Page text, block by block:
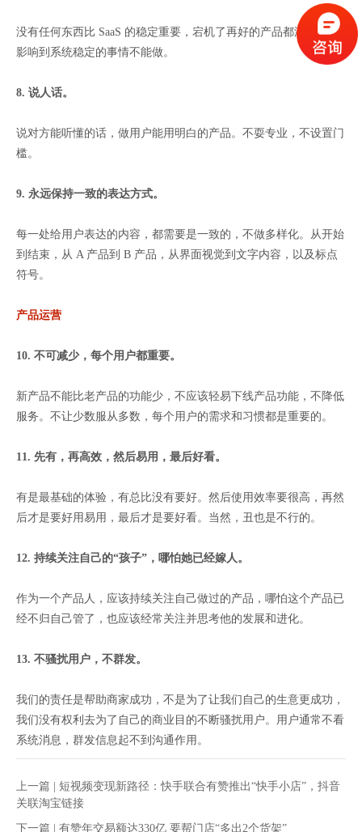
没有任何东西比 SaaS 的稳定重要，宕机了再好的产品都没用。会
影响到系统稳定的事情不能做。
8. 说人话。
说对方能听懂的话，做用户能用明白的产品。不耍专业，不设置门
槛。
9. 永远保持一致的表达方式。
每一处给用户表达的内容，都需要是一致的，不做多样化。从开始
到结束，从 A 产品到 B 产品，从界面视觉到文字内容，以及标点
符号。
产品运营
10. 不可减少，每个用户都重要。
新产品不能比老产品的功能少，不应该轻易下线产品功能，不降低
服务。不让少数服从多数，每个用户的需求和习惯都是重要的。
11. 先有，再高效，然后易用，最后好看。
有是最基础的体验，有总比没有要好。然后使用效率要很高，再然
后才是要好用易用，最后才是要好看。当然，丑也是不行的。
12. 持续关注自己的“孩子”，哪怕她已经嫁人。
作为一个产品人，应该持续关注自己做过的产品，哪怕这个产品已
经不归自己管了，也应该经常关注并思考他的发展和进化。
13. 不骚扰用户，不群发。
我们的责任是帮助商家成功，不是为了让我们自己的生意更成功，
我们没有权利去为了自己的商业目的不断骚扰用户。用户通常不看
系统消息，群发信息起不到沟通作用。
上一篇 | 短视频变现新路径：快手联合有赞推出“快手小店”，抖音
关联淘宝链接
下一篇 | 有赞年交易额达330亿 要帮门店“多出2个货架”